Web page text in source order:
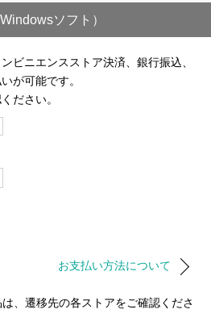
ソフト）
ビニエンスストア決済、銀行振込、
が可能です。
ださい。
お支払い方法について
、遷移先の各ストアをご確認くださ